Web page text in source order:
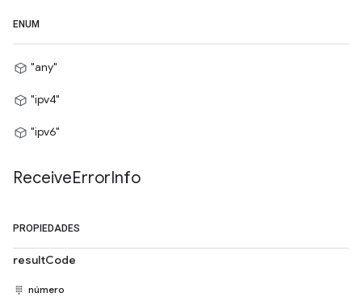
ENUM
"any"
"ipv4"
"ipv6"
ReceiveErrorInfo
PROPIEDADES
resultCode
número